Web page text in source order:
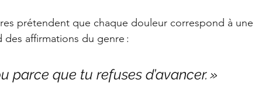
prétendent que chaque douleur correspond à une
affirmations du genre :
parce que tu refuses d’avancer. »